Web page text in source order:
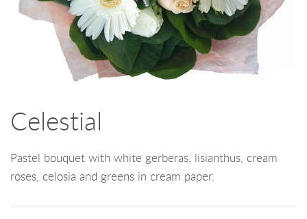
Celestial
Pastel bouquet with white gerberas, lisianthus, cream
roses, celosia and greens in cream paper.